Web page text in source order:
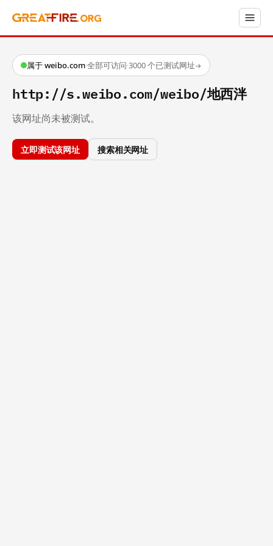
属于 weibo.com·全部可访问·3000 个已测试网址→
http://s.weibo.com/weibo/地西泮
该网址尚未被测试。
立即测试该网址 搜索相关网址